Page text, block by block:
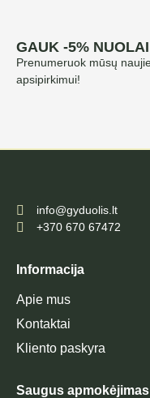
GAUK -5%
Prenumeruok mūsų
apsipirkimui!
info@gyduolis.lt
+370 670 67472
Informacija
Apie mus
Kontaktai
Kliento paskyra
Saugus